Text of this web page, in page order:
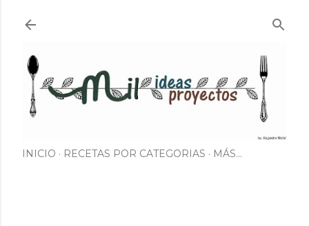
INICIO RECETAS POR CATEGORIAS MÁS…